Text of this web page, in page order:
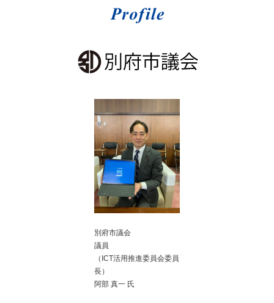
別府市議会
議員
（ICT活用推進委員会委員
長）
阿部 真一 氏